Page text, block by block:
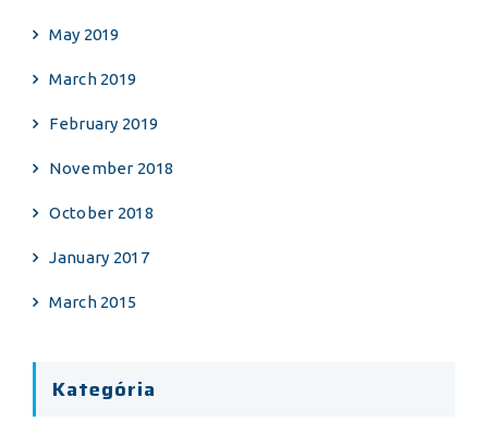
May 2019
March 2019
February 2019
November 2018
October 2018
January 2017
March 2015
Kategória